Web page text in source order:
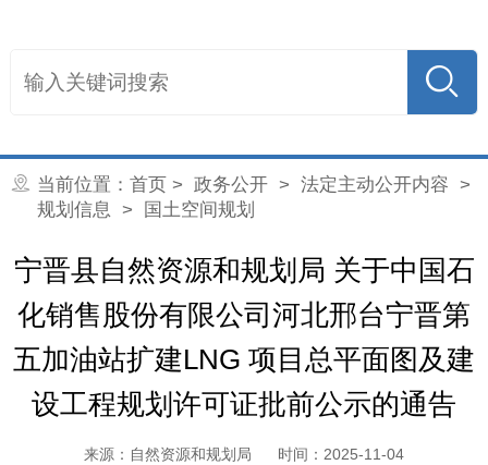
当前位置： 首页 > 政务公开> 法定主动公开内容 >
规划信息 > 国土空间规划
宁晋县自然资源和规划局 关于中国石
化销售股份有限公司河北邢台宁晋第
五加油站扩建LNG 项目总平面图及建
设工程规划许可证批前公示的通告
来源：自然资源和规划局 时间：2025-11-04